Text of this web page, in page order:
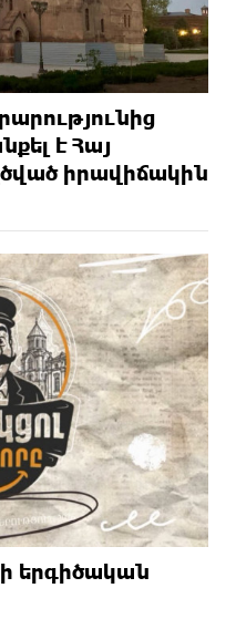
է Հայ
իրավիճակին
երգիծական